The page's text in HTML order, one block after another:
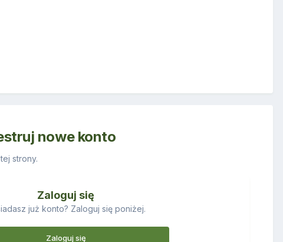
nowe konto
strony.
Zaloguj się
już konto? Zaloguj się poniżej.
Zaloguj się